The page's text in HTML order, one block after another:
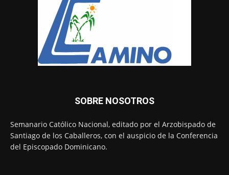
SOBRE NOSOTROS
Semanario Católico Nacional, editado por el Arzobispado de
Santiago de los Caballeros, con el auspicio de la Conferencia
del Episcopado Dominicano.